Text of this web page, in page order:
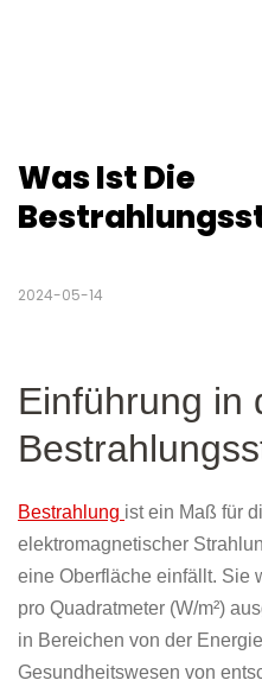
Was Ist Die
2024-05-14
Einführung in
Bestrahlung ist ein Maß für
elektromagnetischer
eine Oberfläche einfällt. Sie
pro Quadratmeter (W/m²)
in Bereichen von der
Gesundheitswesen von